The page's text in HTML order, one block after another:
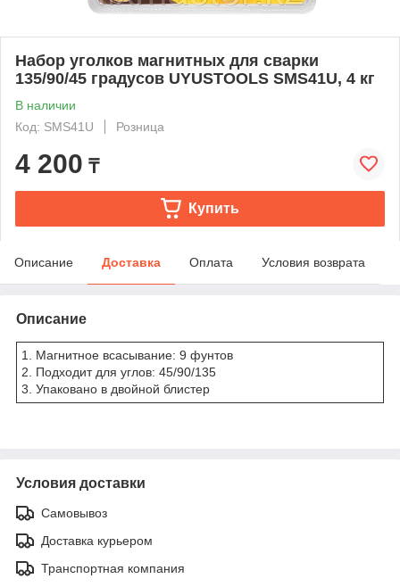
Набор уголков магнитных для сварки
135/90/45 градусов UYUSTOOLS SMS41U, 4 кг
В наличии
Код: SMS41U
Розница
4 200 ₸
Купить
Описание Доставка Оплата Условия возврата
Описание
1. Магнитное всасывание: 9 фунтов
2. Подходит для углов: 45/90/135
3. Упаковано в двойной блистер
Условия доставки
Самовывоз
Доставка курьером
Транспортная компания